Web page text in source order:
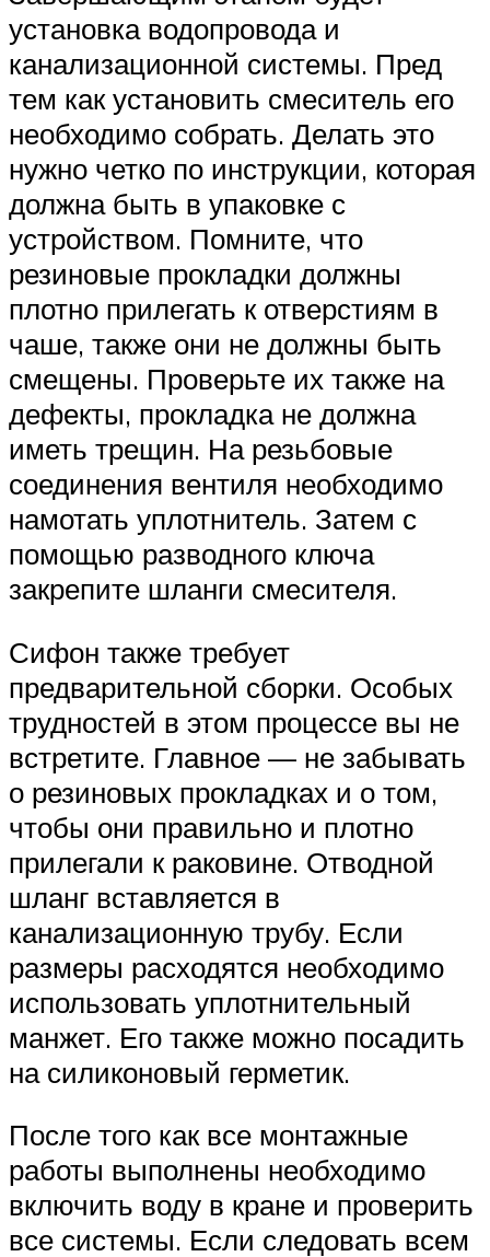
установка водопровода и
канализационной системы. Пред
тем как установить смеситель его
необходимо собрать. Делать это
нужно четко по инструкции, которая
должна быть в упаковке с
устройством. Помните, что
резиновые прокладки должны
плотно прилегать к отверстиям в
чаше, также они не должны быть
смещены. Проверьте их также на
дефекты, прокладка не должна
иметь трещин. На резьбовые
соединения вентиля необходимо
намотать уплотнитель. Затем с
помощью разводного ключа
закрепите шланги смесителя.
Сифон также требует
предварительной сборки. Особых
трудностей в этом процессе вы не
встретите. Главное — не забывать
о резиновых прокладках и о том,
чтобы они правильно и плотно
прилегали к раковине. Отводной
шланг вставляется в
канализационную трубу. Если
размеры расходятся необходимо
использовать уплотнительный
манжет. Его также можно посадить
на силиконовый герметик.
После того как все монтажные
работы выполнены необходимо
включить воду в кране и проверить
все системы. Если следовать всем